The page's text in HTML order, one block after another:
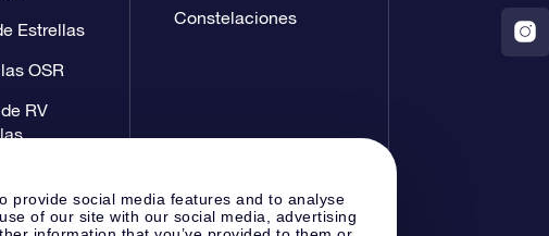
provide social media features and to analyse
of our site with our social media, advertising
Estrellas
OSR
RV
Constelaciones